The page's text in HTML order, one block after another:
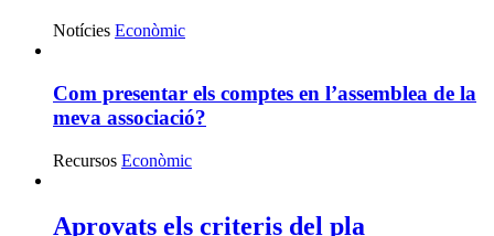
Notícies Econòmic
Com presentar els comptes en l’assemblea de la
meva associació?
Recursos Econòmic
Aprovats els criteris del pla